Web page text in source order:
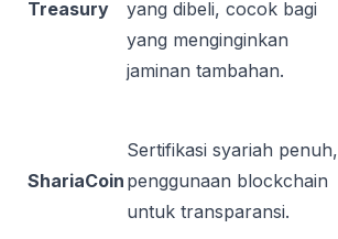
Treasury
yang dibeli, cocok bagi
yang menginginkan
jaminan tambahan.
ShariaCoin
Sertifikasi syariah penuh,
penggunaan blockchain
untuk transparansi.